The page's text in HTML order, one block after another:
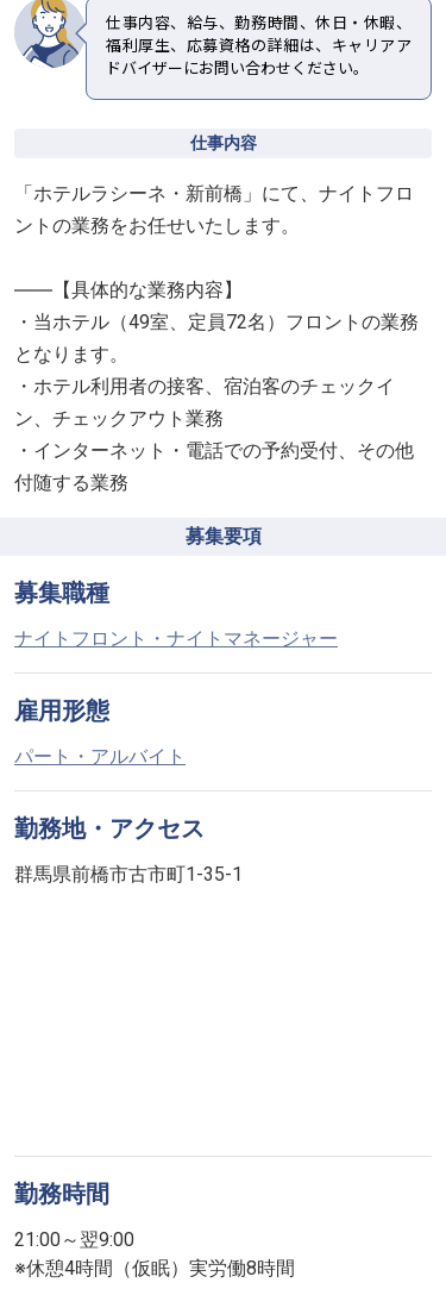
仕事内容、給与、勤務時間、休日・休暇、
福利厚生、応募資格の詳細は、キャリアア
ドバイザーにお問い合わせください。
仕事内容
「ホテルラシーネ・新前橋」にて、ナイトフロ
ントの業務をお任せいたします。
――【具体的な業務内容】
・当ホテル（49室、定員72名）フロントの業務
となります。
・ホテル利用者の接客、宿泊客のチェックイ
ン、チェックアウト業務
・インターネット・電話での予約受付、その他
付随する業務
募集要項
募集職種
ナイトフロント・ナイトマネージャー
雇用形態
パート・アルバイト
勤務地・アクセス
群馬県前橋市古市町1-35-1
勤務時間
21:00～翌9:00
※休憩4時間（仮眠）実労働8時間